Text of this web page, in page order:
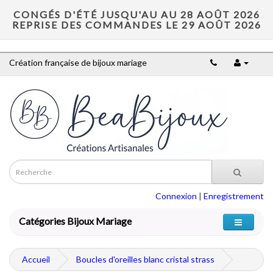
CONGÉS D'ÉTÉ JUSQU'AU AU 28 AOÛT 2026
REPRISE DES COMMANDES LE 29 AOÛT 2026
Création française de bijoux mariage
Connexion | Enregistrement
Catégories Bijoux Mariage
Accueil Boucles d'oreilles blanc cristal strass